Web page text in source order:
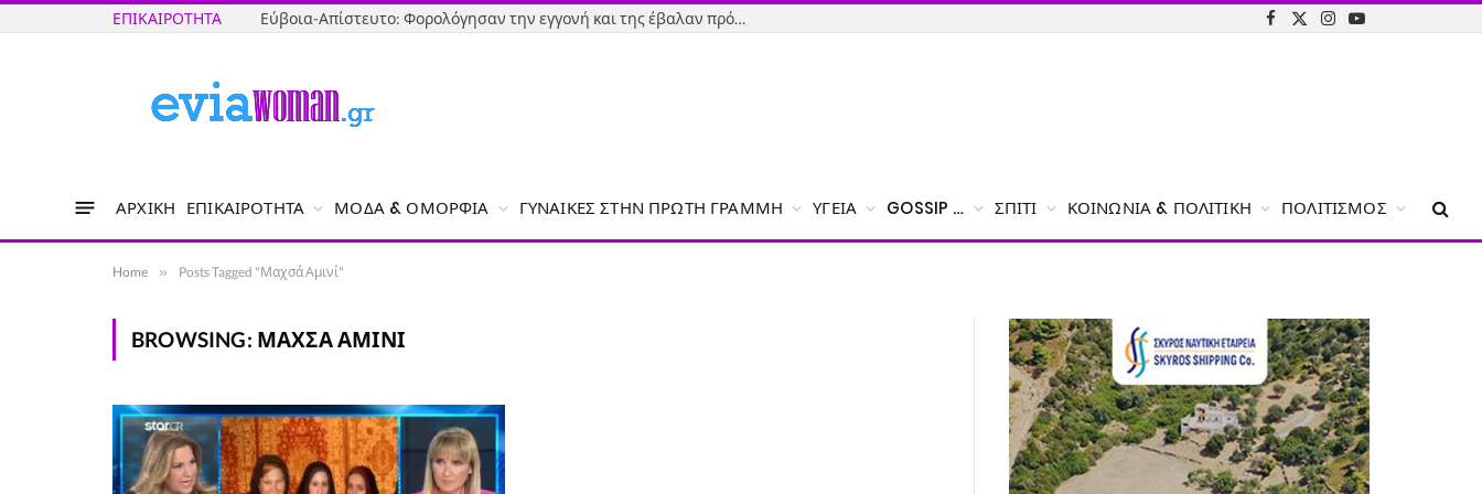
ΕΠΙΚΑΙΡΌΤΗΤΑ Εύβοια-Απίστευτο: Φορολόγησαν την εγγονή και της έβαλαν πρόστιμο γιατί δεν δήλωσε το χαρτζιλίκι του παππού!
Facebook
X
Instagram
YouTube
ΑΡΧΙΚΉ ΕΠΙΚΑΙΡΌΤΗΤΑ ΜΌΔΑ & ΟΜΟΡΦΙΆ ΓΥΝΑΊΚΕΣ ΣΤΗΝ ΠΡΏΤΗ ΓΡΑΜΜΉ ΥΓΕΊΑ GOSSIP … ΣΠΊΤΙ ΚΟΙΝΩΝΊΑ & ΠΟΛΙΤΙΚΉ ΠΟΛΙΤΙΣΜΌΣ
Home » Posts Tagged "Μαχσά Αμινί"
BROWSING: ΜΑΧΣΆ ΑΜΙΝΊ